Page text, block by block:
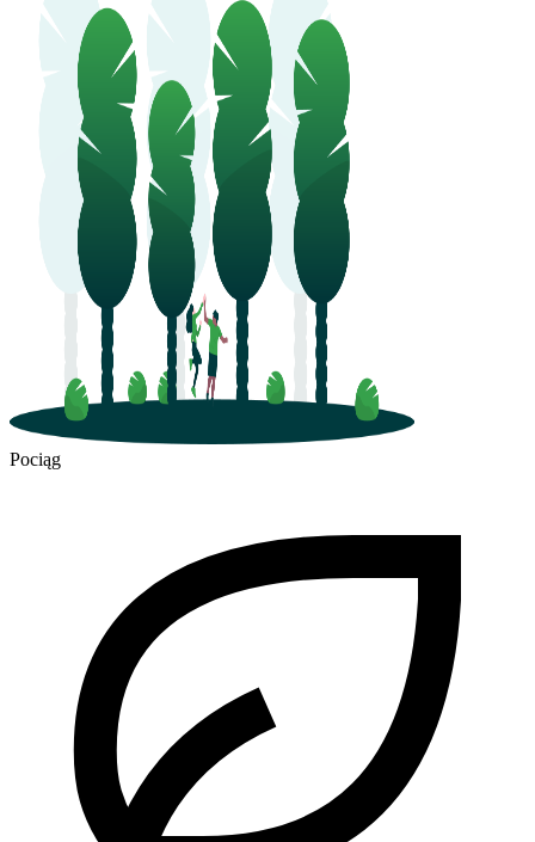
Chongqing
Pociąg